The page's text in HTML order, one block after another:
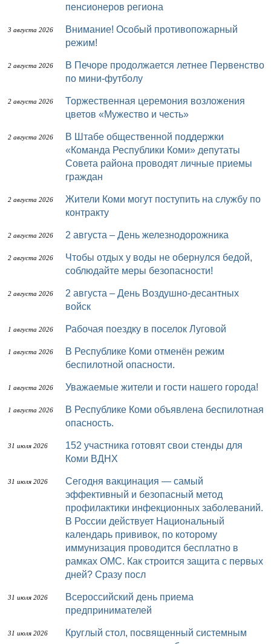
пенсионеров региона
3 августа 2026
Внимание! Особый противопожарный
режим!
2 августа 2026
В Печоре продолжается летнее Первенство
по мини-футболу
2 августа 2026
Торжественная церемония возложения
цветов «Мужество и честь»
2 августа 2026
В Штабе общественной поддержки
«Команда Республики Коми» депутаты
Совета района проводят личные приемы
граждан
2 августа 2026
Жители Коми могут поступить на службу по
контракту
2 августа 2026 2 августа – День железнодорожника
2 августа 2026
Чтобы отдых у воды не обернулся бедой,
соблюдайте меры безопасности!
2 августа 2026
2 августа – День Воздушно-десантных
войск
1 августа 2026 Рабочая поездку в поселок Луговой
1 августа 2026
В Республике Коми отменён режим
беспилотной опасности.
1 августа 2026 Уважаемые жители и гости нашего города!
1 августа 2026
В Республике Коми объявлена беспилотная
опасность.
31 июля 2026
152 участника готовят свои стенды для
Коми ВДНХ
31 июля 2026
Сегодня вакцинация — самый
эффективный и безопасный метод
профилактики инфекционных заболеваний.
В России действует Национальный
календарь прививок, по которому
иммунизация проводится бесплатно в
рамках ОМС. Как строится защита с первых
дней? Сразу посл
31 июля 2026
Всероссийский день приема
предпринимателей
31 июля 2026
Круглый стол, посвященный системным